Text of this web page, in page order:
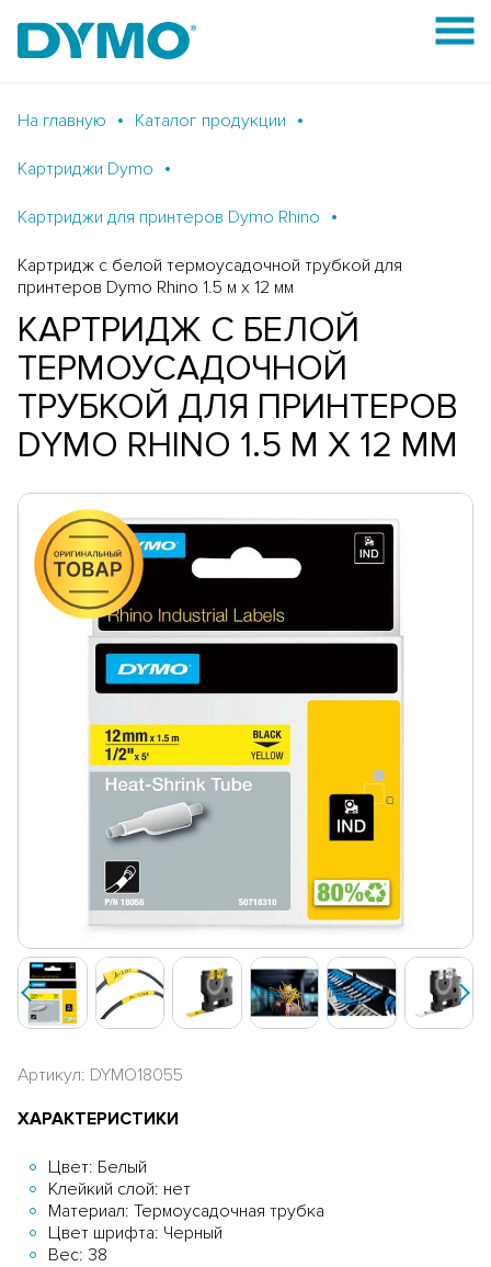
На главную Каталог продукции
Картриджи Dymo
Картриджи для принтеров Dymo Rhino
Картридж c белой термоусадочной трубкой для
принтеров Dymo Rhino 1.5 м x 12 мм
КАРТРИДЖ C БЕЛОЙ
ТЕРМОУСАДОЧНОЙ
ТРУБКОЙ ДЛЯ ПРИНТЕРОВ
DYMO RHINO 1.5 М X 12 ММ
Артикул: DYMO18055
ХАРАКТЕРИСТИКИ
Цвет: Белый
Клейкий слой: нет
Материал: Термоусадочная трубка
Цвет шрифта: Черный
Вес: 38